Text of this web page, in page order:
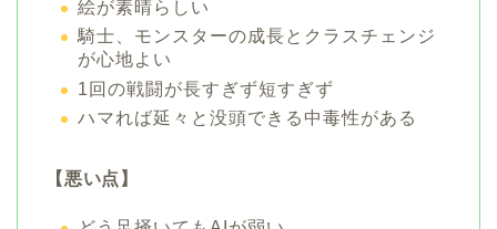
絵が素晴らしい
騎士、モンスターの成長とクラスチェンジ
が心地よい
1回の戦闘が長すぎず短すぎず
ハマれば延々と没頭できる中毒性がある
【悪い点】